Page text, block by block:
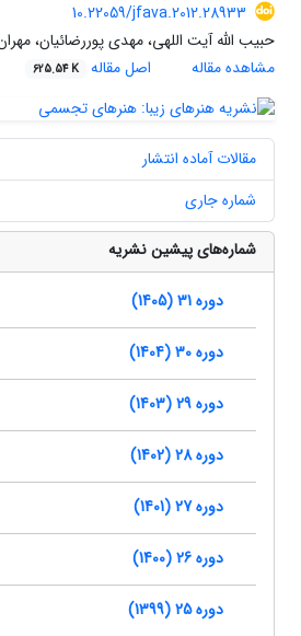
10.22059/jfava.2012.28933
حبیب الله آیت اللهی، مهدی پوررضائیان،
مشاهده مقاله
اصل مقاله 625.54 K
مقالات آماده انتشار
شماره جاری
شماره‌های پیشین نشریه
دوره 31 (1405)
دوره 30 (1404)
دوره 29 (1403)
دوره 28 (1402)
دوره 27 (1401)
دوره 26 (1400)
دوره 25 (1399)